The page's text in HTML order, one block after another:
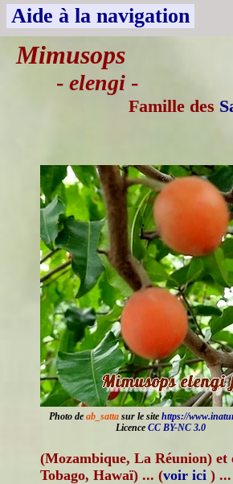
Aide à la navigation
Mimusops
- elengi -
Famille des
Photo de ab_sattasur le site https://
Licence CC BY-NC 3.0
(Mozambique, La Réunion)
Tobago, Hawaï) ... (voir ici ) ...